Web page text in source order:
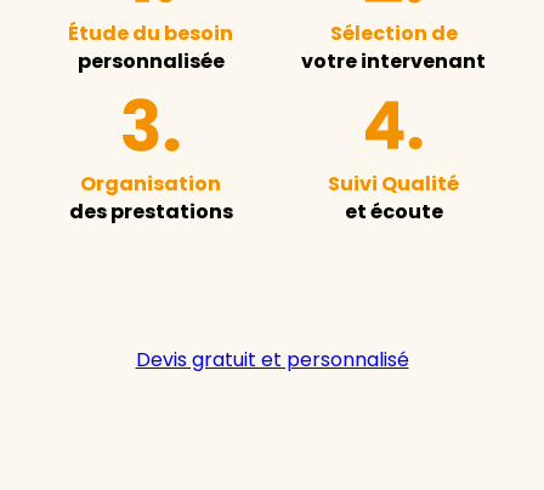
Étude du besoin
personnalisée
Sélection de
votre intervenant
Organisation
des prestations
Suivi Qualité
et écoute
Devis gratuit et personnalisé